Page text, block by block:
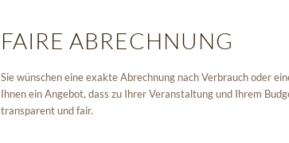
FAIRE ABRECHNUNG
Sie wünschen eine exakte Abrechnung nach Verbrauch oder
Ihnen ein Angebot, dass zu Ihrer Veranstaltung und Ihrem
transparent und fair.